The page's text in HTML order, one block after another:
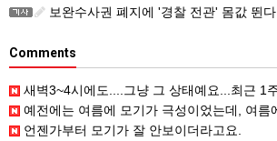
보완수사권 폐지에 '경찰 전관' 몸값 뛴다…
Comments
새벽3~4시에도....그냥 그 상태예요...최근 1주
예전에는 여름에 모기가 극성이었는데, 여름에는 안나오는
언젠가부터 모기가 잘 안보이더라고요.